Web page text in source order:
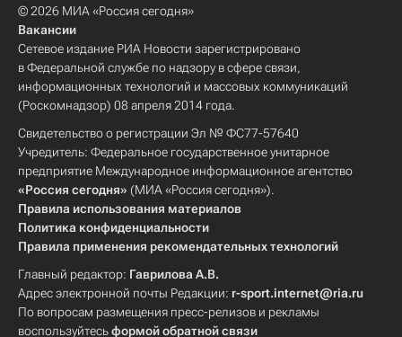
© 2026 МИА «Россия сегодня»
Вакансии
Сетевое издание РИА Новости зарегистрировано
в Федеральной службе по надзору в сфере связи,
информационных технологий и массовых коммуникаций
(Роскомнадзор) 08 апреля 2014 года.
Свидетельство о регистрации Эл № ФС77-57640
Учредитель: Федеральное государственное унитарное
предприятие Международное информационное агентство
«Россия сегодня» (МИА «Россия сегодня»).
Правила использования материалов
Политика конфиденциальности
Правила применения рекомендательных технологий
Главный редактор: Гаврилова А.В.
Адрес электронной почты Редакции: r-sport.internet@ria.ru
По вопросам размещения пресс-релизов и рекламы
воспользуйтесьформой обратной связи